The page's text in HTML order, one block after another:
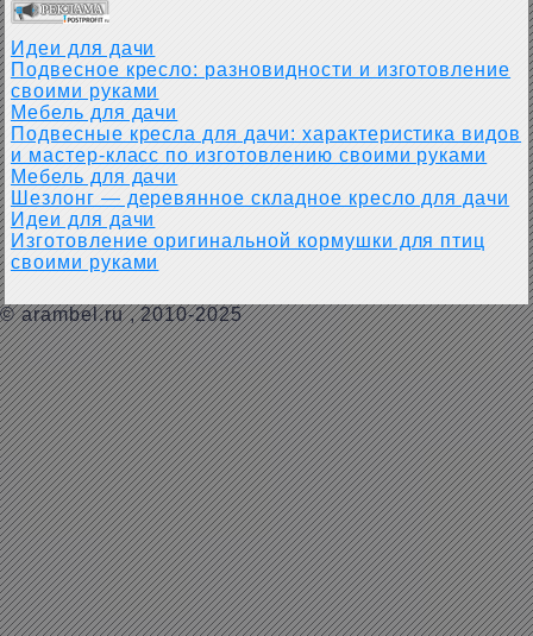
Идеи для дачи
Подвесное кресло: разновидности и изготовление
своими руками
Мебель для дачи
Подвесные кресла для дачи: характеристика видов
и мастер-класс по изготовлению своими руками
Мебель для дачи
Шезлонг — деревянное складное кресло для дачи
Идеи для дачи
Изготовление оригинальной кормушки для птиц
своими руками
© arambel.ru, 2010-2025